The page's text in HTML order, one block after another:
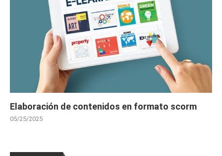
Elaboración de contenidos en formato scorm
05/25/2025